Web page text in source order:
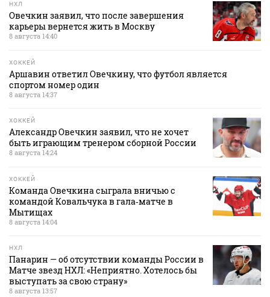
НХЛ
Овечкин заявил, что после завершения
карьеры вернется жить в Москву
8 августа 14:40
ХОККЕЙ
Аршавин ответил Овечкину, что футбол является
спортом номер один
8 августа 14:37
ХОККЕЙ
Александр Овечкин заявил, что не хочет
быть играющим тренером сборной России
8 августа 14:24
ХОККЕЙ
Команда Овечкина сыграла вничью с
командой Ковальчука в гала‑матче в
Мытищах
8 августа 14:04
НХЛ
Панарин — об отсутствии команды России в
Матче звезд НХЛ: «Неприятно. Хотелось бы
выступать за свою страну»
8 августа 13:57